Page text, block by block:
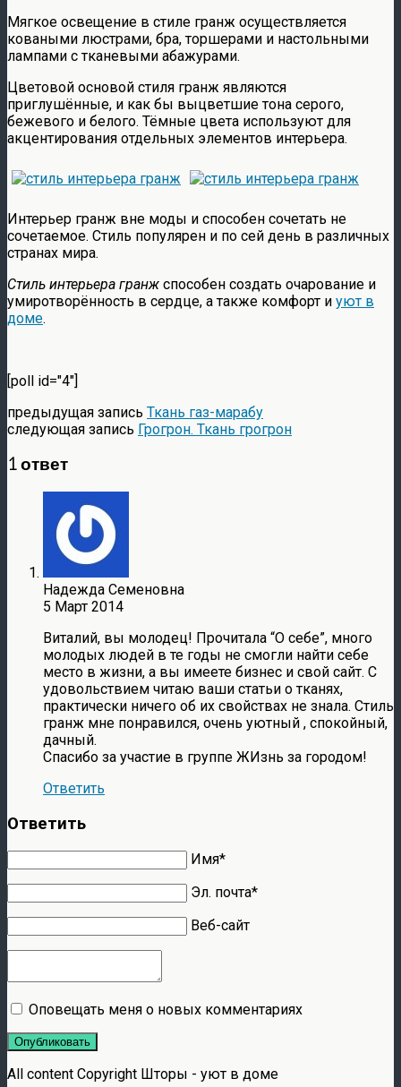
Мягкое освещение в стиле гранж осуществляется
коваными люстрами, бра, торшерами и настольными
лампами с тканевыми абажурами.
Цветовой основой стиля гранж являются
приглушённые, и как бы выцветшие тона серого,
бежевого и белого. Тёмные цвета используют для
акцентирования отдельных элементов интерьера.
Интерьер гранж вне моды и способен сочетать не
сочетаемое. Стиль популярен и по сей день в различных
странах мира.
Стиль интерьера гранж способен создать очарование и
умиротворённость в сердце, а также комфорт и уют в
доме.
[poll id="4"]
предыдущая запись Ткань газ-марабу
следующая запись Грогрон. Ткань грогрон
1 ответ
Надежда Семеновна
5 Март 2014
Виталий, вы молодец! Прочитала “О себе”, много
молодых людей в те годы не смогли найти себе
место в жизни, а вы имеете бизнес и свой сайт. С
удовольствием читаю ваши статьи о тканях,
практически ничего об их свойствах не знала. Стиль
гранж мне понравился, очень уютный , спокойный,
дачный.
Спасибо за участие в группе ЖИзнь за городом!
Ответить
Ответить
Имя*
Эл. почта*
Веб-сайт
Оповещать меня о новых комментариях
Опубликовать
All content Copyright Шторы - уют в доме